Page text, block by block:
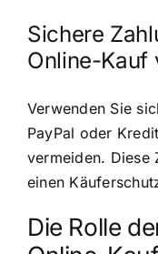
Sichere
Online-Kauf
Verwenden Sie
PayPal oder
vermeiden. Diese
einen
Die Rolle